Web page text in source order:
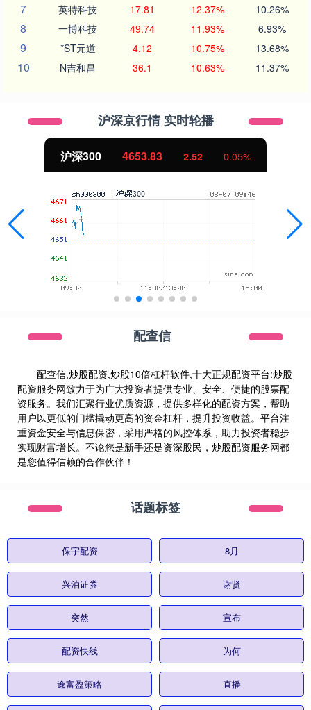
7 英特科技 17.81 12.37% 10.26%
8 一博科技 49.74 11.93% 6.93%
9 *ST元道 4.12 10.75% 13.68%
10 N吉和昌 36.1 10.63% 11.37%
沪深京行情 实时轮播
沪深300 4653.83 2.52 0.05%
配查信
配查信,炒股配资,炒股10倍杠杆软件,十大正规配资平台:炒股
配资服务网致力于为广大投资者提供专业、安全、便捷的股票配
资服务。我们汇聚行业优质资源，提供多样化的配资方案，帮助
用户以更低的门槛撬动更高的资金杠杆，提升投资收益。平台注
重资金安全与信息保密，采用严格的风控体系，助力投资者稳步
实现财富增长。不论您是新手还是资深股民，炒股配资服务网都
是您值得信赖的合作伙伴！
话题标签
保宇配资 8月
兴泊证券 谢贤
突然 宣布
配资快线 为何
逸富盈策略 直播